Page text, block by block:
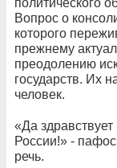
политического
Вопрос о
которого
прежнему
преодолению
государств. Их
человек.
«Да
России!» -
речь.